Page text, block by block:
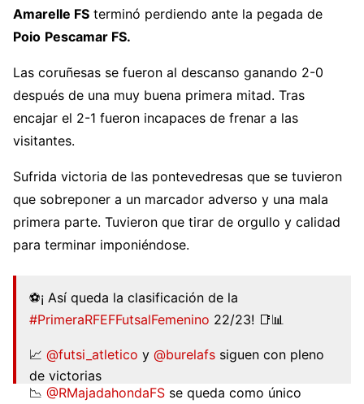
Amarelle FS terminó perdiendo ante la pegada de
Poio Pescamar FS.
Las coruñesas se fueron al descanso ganando 2-0
después de una muy buena primera mitad. Tras
encajar el 2-1 fueron incapaces de frenar a las
visitantes.
Sufrida victoria de las pontevedresas que se tuvieron
que sobreponer a un marcador adverso y una mala
primera parte. Tuvieron que tirar de orgullo y calidad
para terminar imponiéndose.
⚽¡ Así queda la clasificación de la
#PrimeraRFEFFutsalFemenino 22/23! 📑📊
📈 @futsi_atletico y @burelafs siguen con pleno
de victorias
📉 @RMajadahondaFS se queda como único